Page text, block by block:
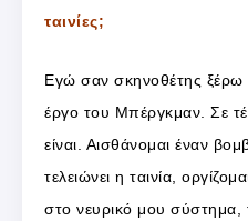
ταινίες;
Εγώ σαν σκηνοθέτης ξέρω
έργο του Μπέργκμαν. Σε
είναι. Αισθάνομαι έναν
τελειώνει η ταινία,
στο νευρικό μου σύστημα,